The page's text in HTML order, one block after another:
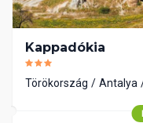
Kappadókia
Törökország Antalya